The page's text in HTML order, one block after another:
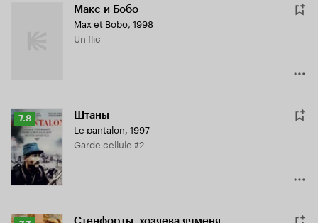
Макс и Бобо
Max et Bobo, 1998
Un flic
Рейтинг
Кинопоиска
7.8
7.8 Штаны
Le pantalon, 1997
Garde cellule #2